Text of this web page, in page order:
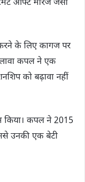
आफ्ट मैरिज जैसा
करने के लिए कागज पर
कपल ने एक
को बढ़ावा नहीं
किया। कपल ने 2015
उनकी एक बेटी